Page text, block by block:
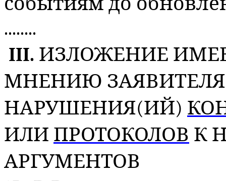
........
III. ИЗЛОЖЕНИЕ
МНЕНИЮ
НАРУШЕНИЯ(ИЙ)
ИЛИ ПРОТОКОЛОВ К
АРГУМЕНТОВ